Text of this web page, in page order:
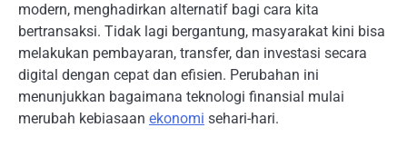
modern, menghadirkan alternatif bagi cara kita
bertransaksi. Tidak lagi bergantung, masyarakat kini bisa
melakukan pembayaran, transfer, dan investasi secara
digital dengan cepat dan efisien. Perubahan ini
menunjukkan bagaimana teknologi finansial mulai
merubah kebiasaan ekonomi sehari-hari.